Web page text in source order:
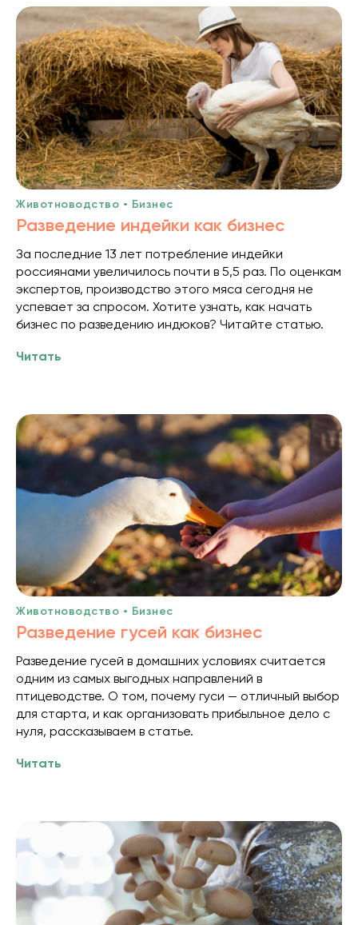
Животноводство • Бизнес
Разведение индейки как бизнес
За последние 13 лет потребление индейки
россиянами увеличилось почти в 5,5 раз. По оценкам
экспертов, производство этого мяса сегодня не
успевает за спросом. Хотите узнать, как начать
бизнес по разведению индюков? Читайте статью.
Читать
Животноводство • Бизнес
Разведение гусей как бизнес
Разведение гусей в домашних условиях считается
одним из самых выгодных направлений в
птицеводстве. О том, почему гуси — отличный выбор
для старта, и как организовать прибыльное дело с
нуля, рассказываем в статье.
Читать